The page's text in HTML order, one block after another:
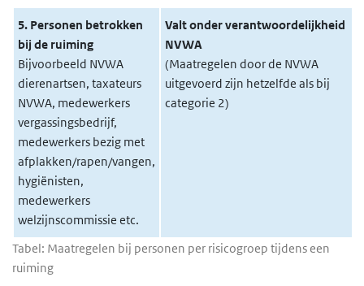
Tabel: Maatregelen bij personen per risicogroep tijdens een
ruiming
5. Personen betrokken
bij de ruiming
Bijvoorbeeld NVWA
dierenartsen, taxateurs
NVWA, medewerkers
vergassingsbedrijf,
medewerkers bezig met
afplakken/rapen/vangen,
hygiënisten,
medewerkers
welzijnscommissie etc.
Valt onder verantwoordelijkheid
NVWA
(Maatregelen door de NVWA
uitgevoerd zijn hetzelfde als bij
categorie 2)